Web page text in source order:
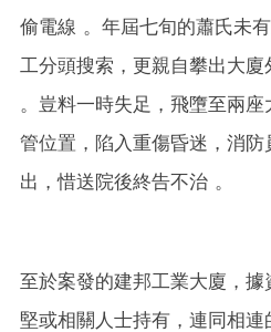
偷電線 。年屆七旬的蕭氏未
工分頭搜索，更親自攀出大廈
。豈料一時失足，飛墮至兩
管位置，陷入重傷昏迷，消防
出，惜送院後終告不治 。
至於案發的建邦工業大廈，
堅或相關人士持有，連同相